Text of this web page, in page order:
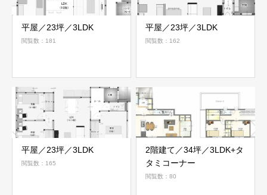
平屋／23坪／3LDK
閲覧数：181
平屋／23坪／3LDK
閲覧数：162
平屋／23坪／3LDK
閲覧数：165
2階建て／34坪／3LDK+タ
タミコーナー
閲覧数：80